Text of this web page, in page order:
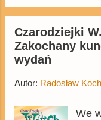
Czarodziejki
Zakochany
wydań
Autor: Radosław Koch
We